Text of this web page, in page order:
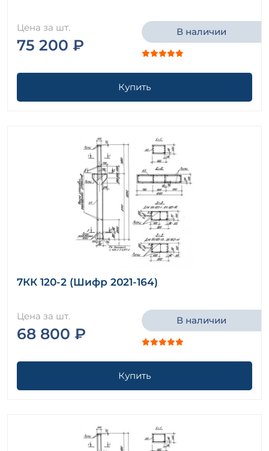
Цена за шт.
75 200 ₽
В наличии
Купить
7КК 120-2 (Шифр 2021-164)
Цена за шт.
68 800 ₽
В наличии
Купить